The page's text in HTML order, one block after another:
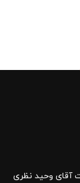
را با مدیریت آقای وحید نظری